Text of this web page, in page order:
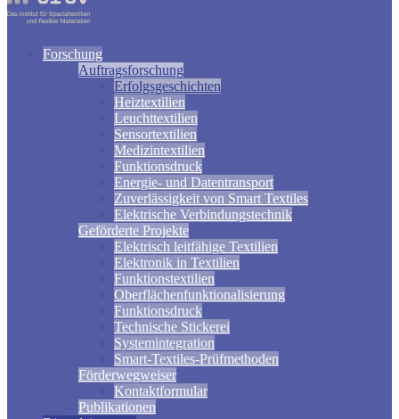
Forschung
Auftragsforschung
Erfolgsgeschichten
Heiztextilien
Leuchttextilien
Sensortextilien
Medizintextilien
Funktionsdruck
Energie- und Datentransport
Zuverlässigkeit von Smart Textiles
Elektrische Verbindungstechnik
Geförderte Projekte
Elektrisch leitfähige Textilien
Elektronik in Textilien
Funktionstextilien
Oberflächenfunktionalisierung
Funktionsdruck
Technische Stickerei
Systemintegration
Smart-Textiles-Prüfmethoden
Förderwegweiser
Kontaktformular
Publikationen